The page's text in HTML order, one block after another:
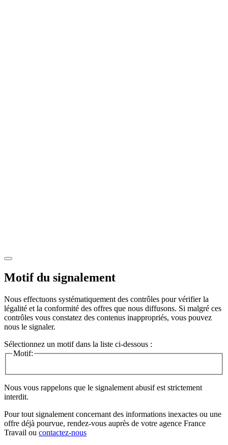
Motif du signalement
Nous effectuons systématiquement des contrôles pour vérifier la
légalité et la conformité des offres que nous diffusons. Si malgré ces
contrôles vous constatez des contenus inappropriés, vous pouvez
nous le signaler.
Sélectionnez un motif dans la liste ci-dessous :
Motif:
Nous vous rappelons que le signalement abusif est strictement
interdit.
Pour tout signalement concernant des informations inexactes ou une
offre déjà pourvue, rendez-vous auprès de votre agence France
Travail ou contactez-nous